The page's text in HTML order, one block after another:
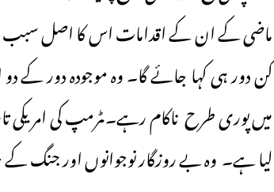
ماضی کے ان کے اقدامات اس کا اصل سبب
کن دور ہی کہا جائے گا۔ وہ موجودہ دور کے دو
میں پوری طرح ناکام رہے۔ ـٹرمپ کی امریکی
لیا ہے۔ وہ بے روزگار نوجوانوں اور جنگ